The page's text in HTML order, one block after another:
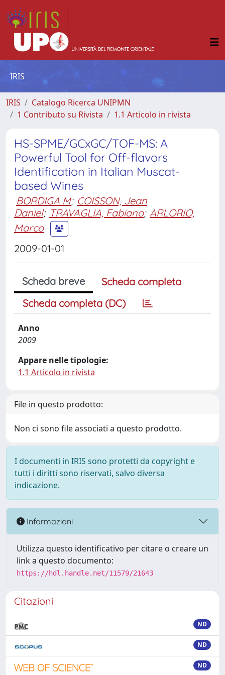
IRIS
IRIS
Catalogo Ricerca UNIPMN
1 Contributo su Rivista
1.1 Articolo in rivista
HS-SPME/GCxGC/TOF-MS: A
Powerful Tool for Off-flavors
Identification in Italian Muscat-
based Wines
BORDIGA M; COISSON, Jean
Daniel; TRAVAGLIA, Fabiano; ARLORIO,
Marco
2009-01-01
Scheda breve
Scheda completa
Scheda completa (DC)
Anno
2009
Appare nelle tipologie:
1.1 Articolo in rivista
File in questo prodotto:
Non ci sono file associati a questo prodotto.
I documenti in IRIS sono protetti da copyright e
tutti i diritti sono riservati, salvo diversa
indicazione.
Informazioni
Utilizza questo identificativo per citare o creare un
link a questo documento:
https://hdl.handle.net/11579/21643
Citazioni
ND
ND
ND